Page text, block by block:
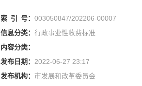
索 引 号： 003050847/202206-00007
信息分类： 行政事业性收费标准
内容分类：
发布日期： 2022-06-27 23:17
发布机构： 市发展和改革委员会